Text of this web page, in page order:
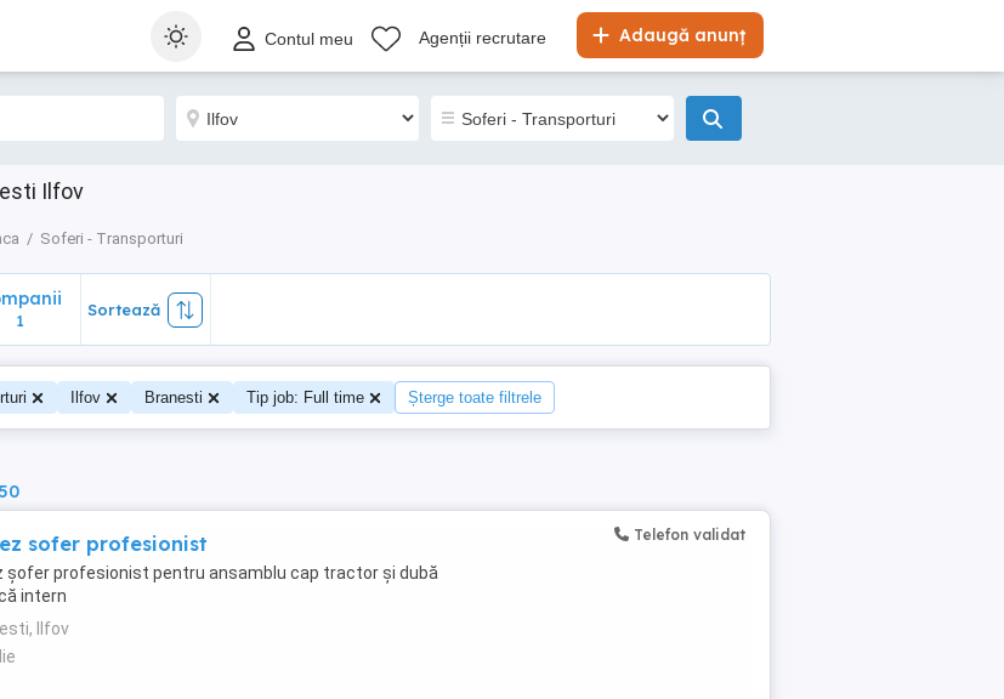
Adaugă anunț
Contul meu Agenții recrutare
Ilfov
Soferi - Transporturi
1
Sortează
Ilfov Branesti Tip job: Full time Șterge toate filtrele
50
sofer profesionist
șofer profesionist pentru ansamblu cap tractor și dubă
intern
Ilfov
Telefon validat